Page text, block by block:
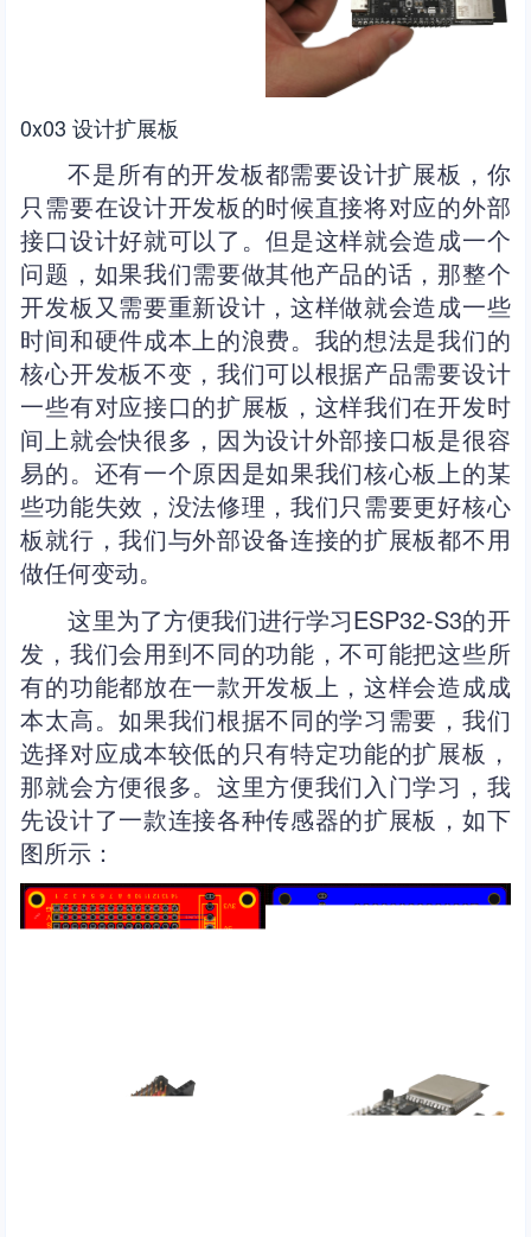
0x03 设计扩展板
不是所有的开发板都需要设计扩展板，你
只需要在设计开发板的时候直接将对应的外部
接口设计好就可以了。但是这样就会造成一个
问题，如果我们需要做其他产品的话，那整个
开发板又需要重新设计，这样做就会造成一些
时间和硬件成本上的浪费。我的想法是我们的
核心开发板不变，我们可以根据产品需要设计
一些有对应接口的扩展板，这样我们在开发时
间上就会快很多，因为设计外部接口板是很容
易的。还有一个原因是如果我们核心板上的某
些功能失效，没法修理，我们只需要更好核心
板就行，我们与外部设备连接的扩展板都不用
做任何变动。
这里为了方便我们进行学习ESP32-S3的开
发，我们会用到不同的功能，不可能把这些所
有的功能都放在一款开发板上，这样会造成成
本太高。如果我们根据不同的学习需要，我们
选择对应成本较低的只有特定功能的扩展板，
那就会方便很多。这里方便我们入门学习，我
先设计了一款连接各种传感器的扩展板，如下
图所示：